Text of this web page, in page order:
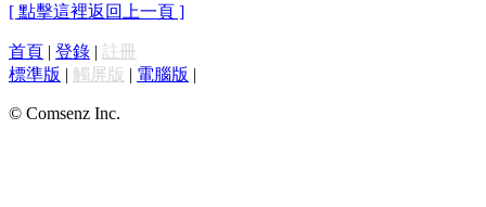
[ 點擊這裡返回上一頁 ]
首頁 | 登錄 | 註冊
標準版 | 觸屏版 | 電腦版 |
© Comsenz Inc.